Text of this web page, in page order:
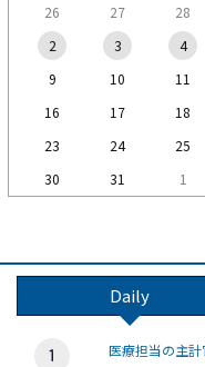
26 27 28
2
3 4
9
10 11
16
17 18
23
24 25
30
31 1
Daily
医療担当の主